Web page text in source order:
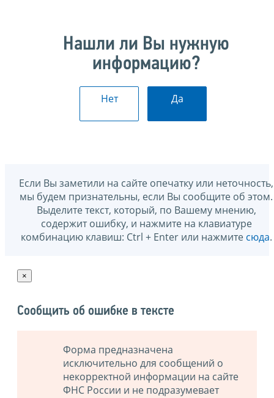
Нашли ли Вы нужную
информацию?
Нет Да
Если Вы заметили на сайте опечатку или неточность,
мы будем признательны, если Вы сообщите об этом.
Выделите текст, который, по Вашему мнению,
содержит ошибку, и нажмите на клавиатуре
комбинацию клавиш: Ctrl + Enter или нажмите сюда.
×
Сообщить об ошибке в тексте
Форма предназначена
исключительно для сообщений о
некорректной информации на сайте
ФНС России и не подразумевает